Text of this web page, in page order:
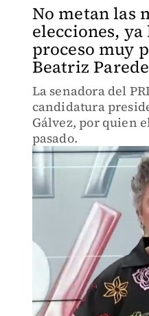
No metan las
elecciones,
proceso muy
Beatriz
La senadora del
candidatura
Gálvez, por quien
pasado.